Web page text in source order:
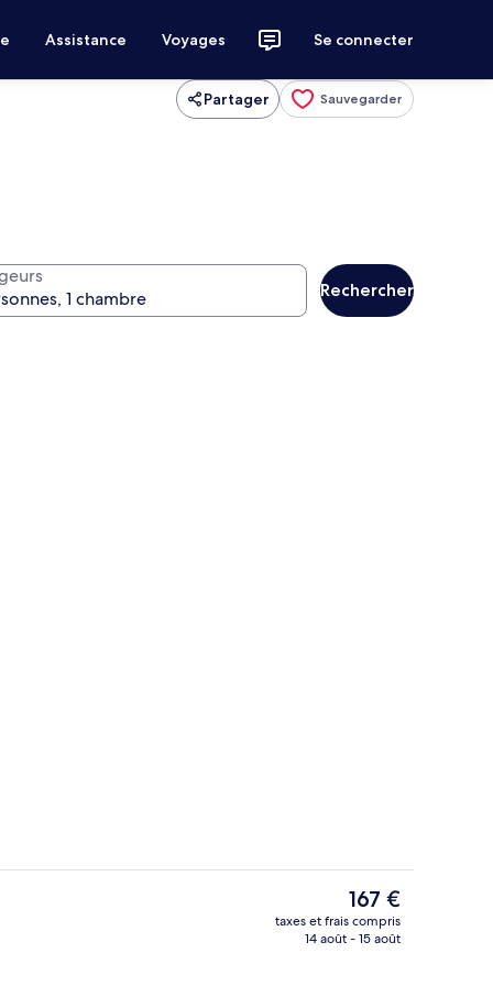
Assistance Voyages Se connecter
Partager Sauvegarder
Rechercher
Le
prix
actuel
167 €
taxes et frais compris
14 août - 15 août